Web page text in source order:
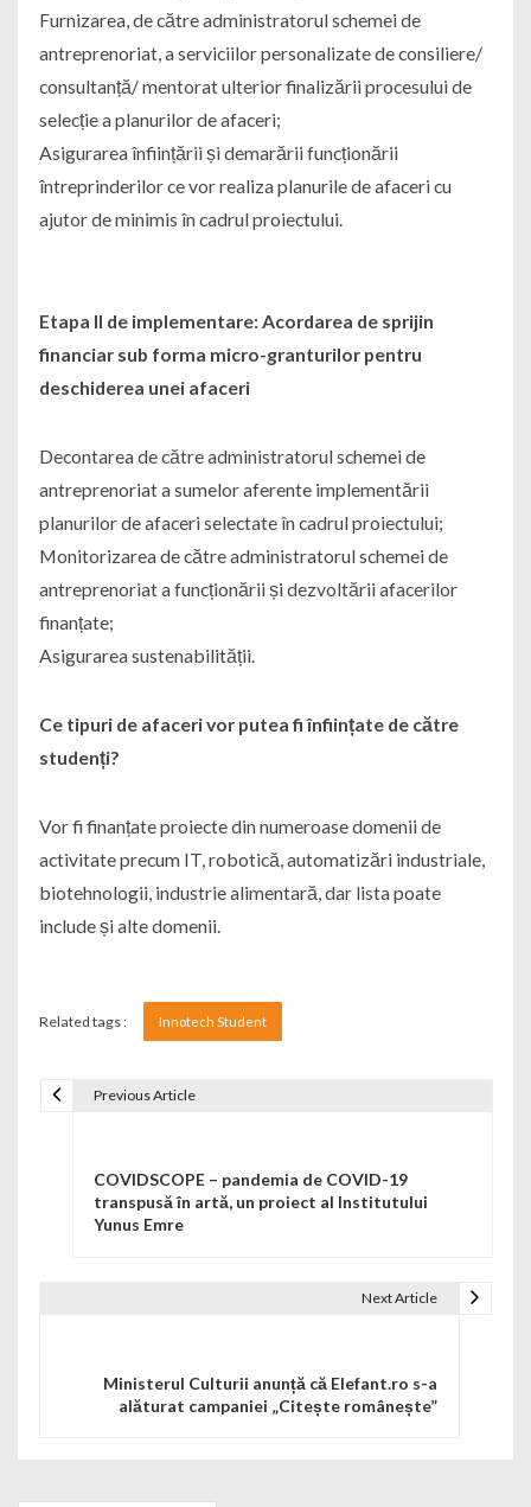
Furnizarea, de către administratorul schemei de
antreprenoriat, a serviciilor personalizate de consiliere/
consultanță/ mentorat ulterior finalizării procesului de
selecție a planurilor de afaceri;
Asigurarea înființării și demarării funcționării
întreprinderilor ce vor realiza planurile de afaceri cu
ajutor de minimis în cadrul proiectului.
Etapa II de implementare: Acordarea de sprijin
financiar sub forma micro-granturilor pentru
deschiderea unei afaceri
Decontarea de către administratorul schemei de
antreprenoriat a sumelor aferente implementării
planurilor de afaceri selectate în cadrul proiectului;
Monitorizarea de către administratorul schemei de
antreprenoriat a funcționării și dezvoltării afacerilor
finanțate;
Asigurarea sustenabilității.
Ce tipuri de afaceri vor putea fi înființate de către
studenți?
Vor fi finanțate proiecte din numeroase domenii de
activitate precum IT, robotică, automatizări industriale,
biotehnologii, industrie alimentară, dar lista poate
include și alte domenii.
Related tags : Innotech Student
Previous Article
COVIDSCOPE – pandemia de COVID-19
transpusă în artă, un proiect al Institutului
Yunus Emre
Next Article
Ministerul Culturii anunță că Elefant.ro s-a
alăturat campaniei „Citește românește”